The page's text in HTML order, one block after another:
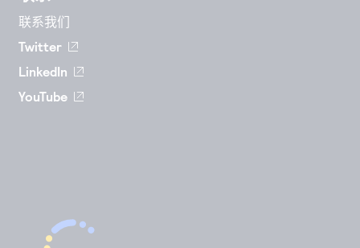
联系我们
Twitter
LinkedIn
YouTube